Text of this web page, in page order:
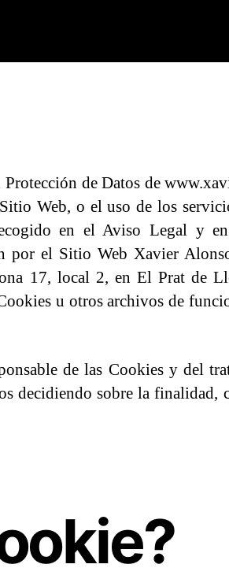
de Datos de
Web, o el uso de los
en el Aviso Legal y
por el Sitio Web Xavier
17, local 2, en El Prat de
u otros archivos de
de las Cookies y del
decidiendo sobre la finalidad,